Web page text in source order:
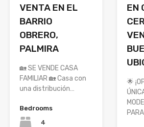
VENTA EN EL
BARRIO
OBRERO,
PALMIRA
🏡 SE VENDE CASA
FAMILIAR 🏡 Casa con
una distribución…
Bedrooms
4
EN
🌟